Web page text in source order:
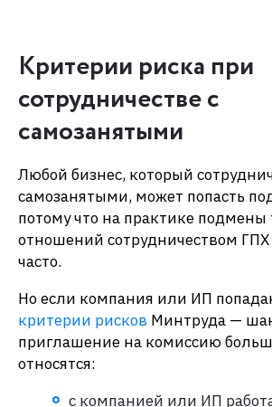
Критерии риска при
сотрудничестве с
самозанятыми
Любой бизнес, который
самозанятыми, может попасть
потому что на практике подмены
отношений сотрудничеством ГПХ
часто.
Но если компания или ИП
критерии рисков Минтруда —
приглашение на комиссию
относятся:
с компанией или ИП